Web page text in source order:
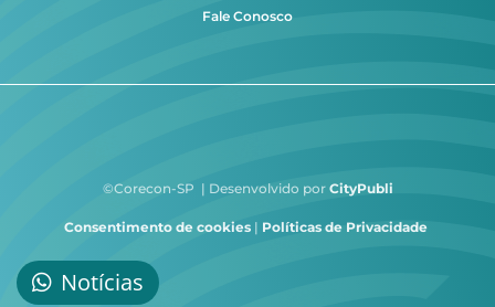
Fale Conosco
©Corecon-SP | Desenvolvido por CityPubli
Consentimento de cookies | Políticas de Privacidade
Notícias